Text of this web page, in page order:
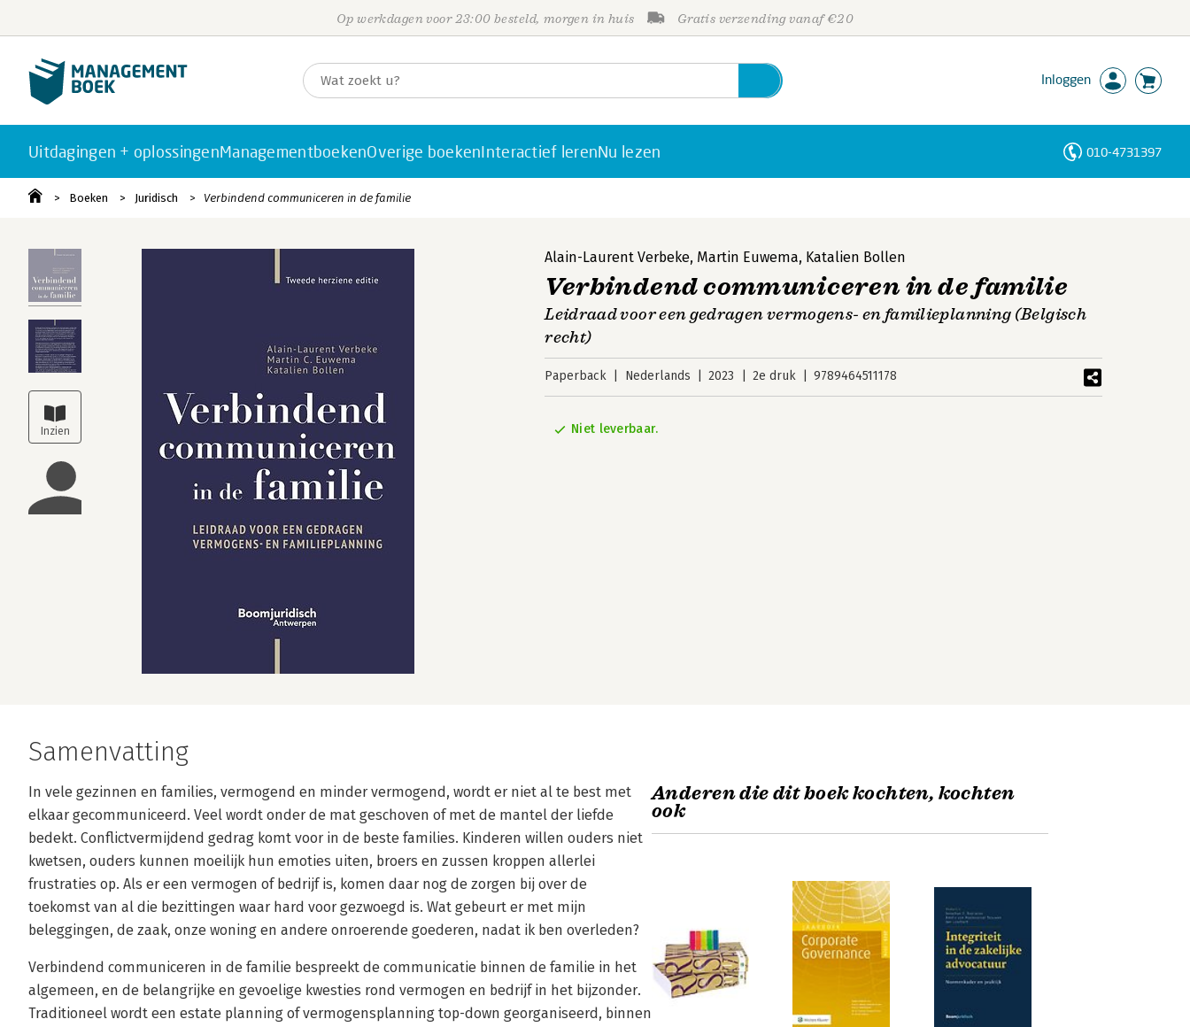
Op werkdagen voor 23:00 besteld, morgen in huis Gratis verzending vanaf €20
Inloggen
Uitdagingen + oplossingenManagementboekenOverige boekenInteractief lerenNu lezen 010-4731397
Boeken Juridisch Verbindend communiceren in de familie
Alain-Laurent Verbeke, Martin Euwema, Katalien Bollen
Verbindend communiceren in de familie
Leidraad voor een gedragen vermogens- en familieplanning (Belgisch
recht)
Paperback Nederlands 2023 2e druk 9789464511178
Niet leverbaar.
Samenvatting
In vele gezinnen en families, vermogend en minder vermogend, wordt er niet al te best met
elkaar gecommuniceerd. Veel wordt onder de mat geschoven of met de mantel der liefde
bedekt. Conflictvermijdend gedrag komt voor in de beste families. Kinderen willen ouders niet
kwetsen, ouders kunnen moeilijk hun emoties uiten, broers en zussen kroppen allerlei
frustraties op. Als er een vermogen of bedrijf is, komen daar nog de zorgen bij over de
toekomst van al die bezittingen waar hard voor gezwoegd is. Wat gebeurt er met mijn
beleggingen, de zaak, onze woning en andere onroerende goederen, nadat ik ben overleden?
Verbindend communiceren in de familie bespreekt de communicatie binnen de familie in het
algemeen, en de belangrijke en gevoelige kwesties rond vermogen en bedrijf in het bijzonder.
Traditioneel wordt een estate planning of vermogensplanning top-down georganiseerd, binnen
Anderen die dit boek kochten, kochten
ook
Personen